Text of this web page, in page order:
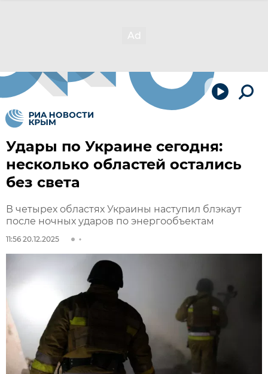
Удары по Украине сегодня:
несколько областей остались
без света
В четырех областях Украины наступил блэкаут
после ночных ударов по энергообъектам
11:56 20.12.2025